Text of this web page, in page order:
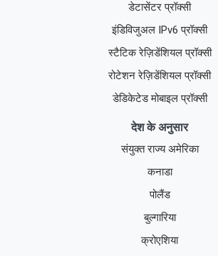
डेटासेंटर प्रॉक्सी
इंडिविजुअल IPv6 प्रॉक्सी
स्टैटिक रेज़िडेंशियल प्रॉक्सी
रोटेशन रेज़िडेंशियल प्रॉक्सी
डेडिकेटेड मोबाइल प्रॉक्सी
देश के अनुसार
संयुक्त राज्य अमेरिका
कनाडा
पोलैंड
बुल्गारिया
क्रोएशिया